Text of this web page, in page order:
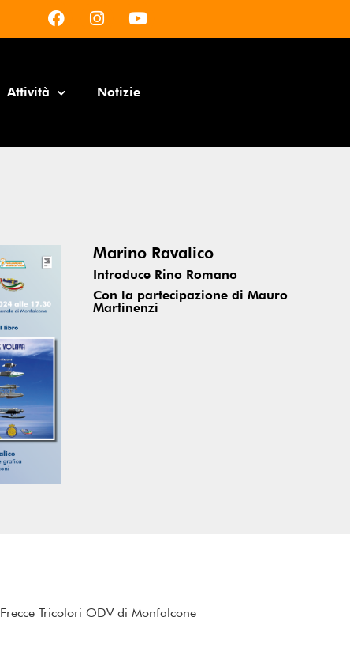
Attività Notizie
Marino Ravalico
Introduce Rino Romano
Con la partecipazione di Mauro
Martinenzi
Tricolori ODV di Monfalcone